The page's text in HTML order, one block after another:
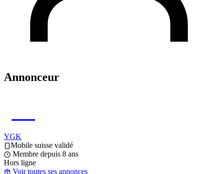
Annonceur
YGK
Mobile suisse validé
Membre depuis 8 ans
Hors ligne
Voir toutes ses annonces